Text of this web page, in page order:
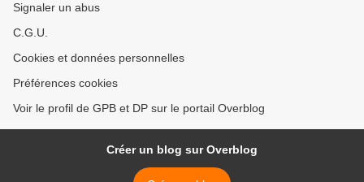
Signaler un abus
C.G.U.
Cookies et données personnelles
Préférences cookies
Voir le profil de GPB et DP sur le portail Overblog
Créer un blog sur Overblog